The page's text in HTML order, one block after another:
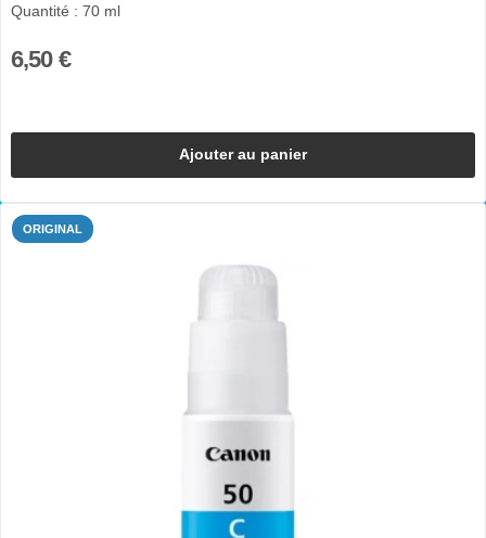
Quantité : 70 ml
6,50 €
Ajouter au panier
ORIGINAL